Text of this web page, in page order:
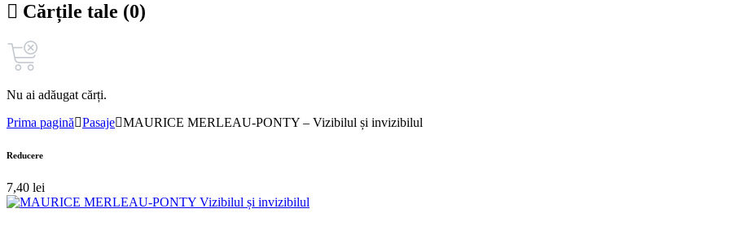
Cărțile tale (0)
Nu ai adăugat cărți.
Prima pagină
Pasaje MAURICE MERLEAU-PONTY – Vizibilul și invizibilul
Reducere
7,40 lei